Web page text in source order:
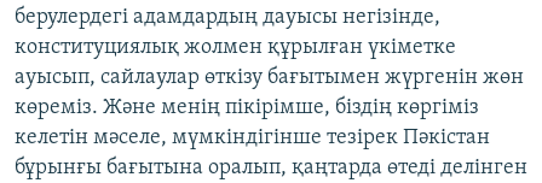
берулердегі адамдардың дауысы негізінде,
конституциялық жолмен құрылған үкіметке
ауысып, сайлаулар өткізу бағытымен жүргенін жөн
көреміз. Және менің пікірімше, біздің көргіміз
келетін мәселе, мүмкіндігінше тезірек Пәкістан
бұрынғы бағытына оралып, қаңтарда өтеді делінген